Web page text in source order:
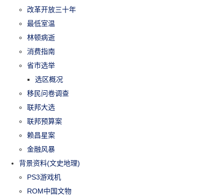
改革开放三十年
最低室温
林顿病逝
消费指南
省市选举
选区概况
移民问卷调查
联邦大选
联邦预算案
赖昌星案
金融风暴
背景资料(文史地理)
PS3游戏机
ROM中国文物